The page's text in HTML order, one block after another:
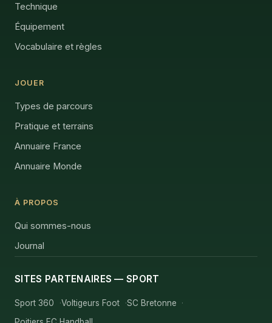
Technique
Équipement
Vocabulaire et règles
JOUER
Types de parcours
Pratique et terrains
Annuaire France
Annuaire Monde
À PROPOS
Qui sommes-nous
Journal
SITES PARTENAIRES — SPORT
Sport 360 Voltigeurs Foot
SC Bretonne